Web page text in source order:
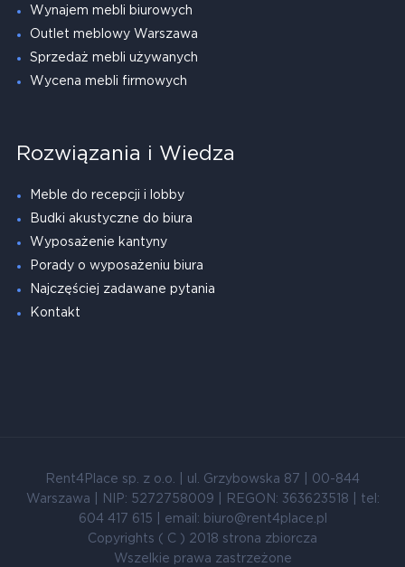
Wynajem mebli biurowych
Outlet meblowy Warszawa
Sprzedaż mebli używanych
Wycena mebli firmowych
Rozwiązania i Wiedza
Meble do recepcji i lobby
Budki akustyczne do biura
Wyposażenie kantyny
Porady o wyposażeniu biura
Najczęściej zadawane pytania
Kontakt
Rent4Place sp. z o.o. | ul. Grzybowska 87 | 00-844
Warszawa | NIP: 5272758009 | REGON: 363623518 | tel:
604 417 615 | email: biuro@rent4place.pl
Copyrights ( C ) 2018 strona zbiorcza
Wszelkie prawa zastrzeżone